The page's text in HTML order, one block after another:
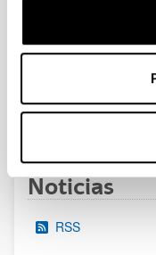
Trámite abierto
Noticias
RSS